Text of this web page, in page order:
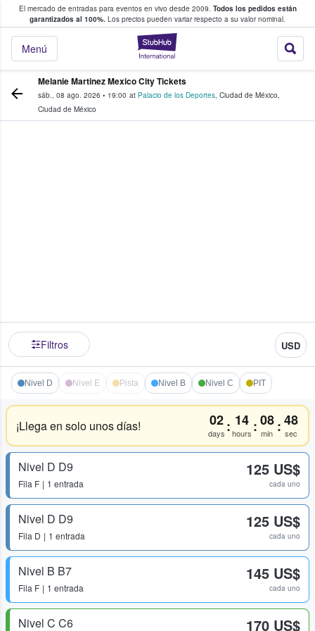
El mercado de entradas para eventos en vivo desde 2009. Todos los pedidos están
garantizados al 100%. Los precios pueden variar respecto a su valor nominal.
StubHub:
Menú
y venta de entradas entre fans
Melanie Martinez Mexico City Tickets
sáb., 08 ago. 2026 • 19:00 at Palacio de los Deportes, Ciudad de México,
Ciudad de México
Filtros USD
Nivel D Nivel E Pista Nivel B Nivel C PIT
¡Llega en solo unos días! 02
days : 14
hours :08
min :47
sec
Nivel D D9
Fila F 1 entrada
125 US$
cada uno
Nivel D D9
Fila D 1 entrada
125 US$
cada uno
Nivel B B7
Fila F 1 entrada
145 US$
cada uno
Nivel C C6 170 US$